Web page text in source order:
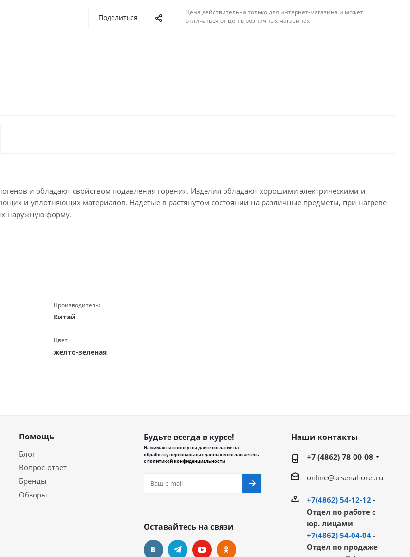
Поделиться
Цена действительна только для интернет-магазина и может
отличаться от цен в розничных магазинах
и обладают свойством подавления горения. Изделия обладают хорошими электрическими и
и уплотняющих материалов. Надетые в растянутом состоянии на различные предметы, при нагреве
наружную форму.
Производитель:
Китай
Цвет
желто-зеленая
Помощь
Блог
Вопрос-ответ
Бренды
Обзоры
Будьте всегда в курсе!
Нажимая на кнопку вы даете согласие на
обработку персональных данных и соглашаетесь
сполитикой конфиденциальности
Оставайтесь на связи
Наши контакты
+7 (4862) 78-00-08
online@arsenal-orel.ru
+7(4862) 54-12-12 -
Отдел по работе с
юр. лицами
+7(4862) 54-04-04-
Отдел по продаже